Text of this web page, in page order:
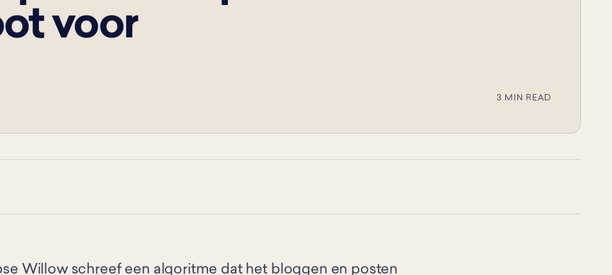
voor
3 MIN READ
Willow schreef een algoritme dat het bloggen en posten